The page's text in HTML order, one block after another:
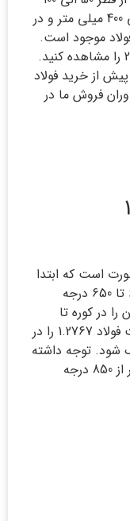
میلی متر و تسمه 2767 از عرض 60 الی 400 میلی متر و در
بانک فولاد موجود است.
در لیست زیر میتوانید قیمت فولاد 2767 را مشاهده کنید.
از خرید فولاد
فروش ما در
2767 به این صورت است که ابتدا
فولاد را به مدت دو ساعت در دمای 610 تا 650 درجه
در کوره تا
دمای 600 درجه سرد می کنند. در نهایت فولاد 1.2767 را در
شود. توجه داشته
باشید که حتما از کارکردن در دمای کمتر از 850 درجه